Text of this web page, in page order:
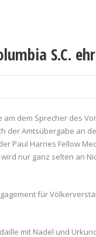
S.C.
dem Sprecher des
der Amtsübergabe an
Paul Harries Fellow
nur ganz selten an
für
mit Nadel und